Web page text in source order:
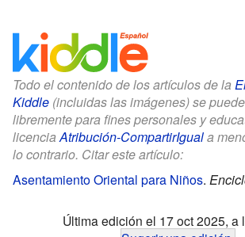
Todo el contenido de los artículos de la
Kiddle (incluidas las imágenes) se
libremente para fines personales y
licenciaAtribución-CompartirIguala
lo contrario. Citar este artículo:
Asentamiento Oriental para Niños.
Última edición el 17 oct 2025, a